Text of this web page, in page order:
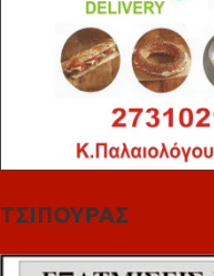
ΤΣΙΠΟΥΡΑΣ